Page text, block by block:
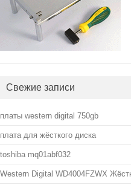
Свежие записи
платы western digital 750gb
плата для жёсткого диска
toshiba mq01abf032
Western Digital WD4004FZWX